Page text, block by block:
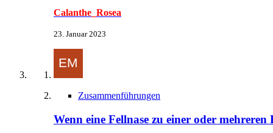
Calanthe_Rosea
23. Januar 2023
Zusammenführungen
Wenn eine Fellnase zu einer oder mehreren